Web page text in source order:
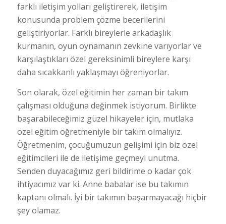
farklı iletişim yolları geliştirerek, iletişim
konusunda problem çözme becerilerini
geliştiriyorlar. Farklı bireylerle arkadaşlık
kurmanın, oyun oynamanın zevkine varıyorlar ve
karşılaştıkları özel gereksinimli bireylere karşı
daha sıcakkanlı yaklaşmayı öğreniyorlar.
Son olarak, özel eğitimin her zaman bir takım
çalışması olduğuna değinmek istiyorum. Birlikte
başarabileceğimiz güzel hikayeler için, mutlaka
özel eğitim öğretmeniyle bir takım olmalıyız.
Öğretmenim, çocuğumuzun gelişimi için biz özel
eğitimcileri ile de iletişime geçmeyi unutma.
Senden duyacağımız geri bildirime o kadar çok
ihtiyacımız var ki. Anne babalar ise bu takımın
kaptanı olmalı. İyi bir takımın başarmayacağı hiçbir
şey olamaz.